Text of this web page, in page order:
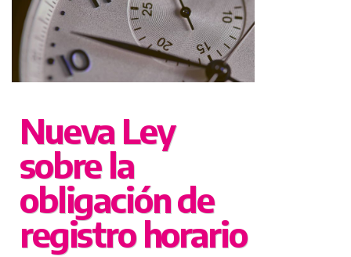
Nueva Ley
sobre la
obligación de
registro horario